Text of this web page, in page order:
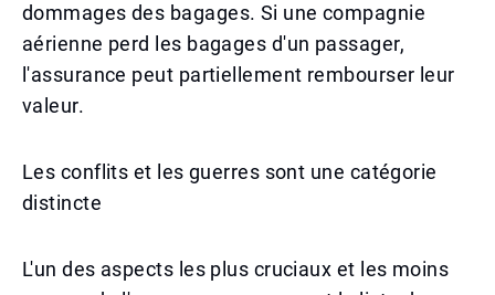
dommages des bagages. Si une compagnie
aérienne perd les bagages d'un passager,
l'assurance peut partiellement rembourser leur
valeur.
Les conflits et les guerres sont une catégorie
distincte
L'un des aspects les plus cruciaux et les moins